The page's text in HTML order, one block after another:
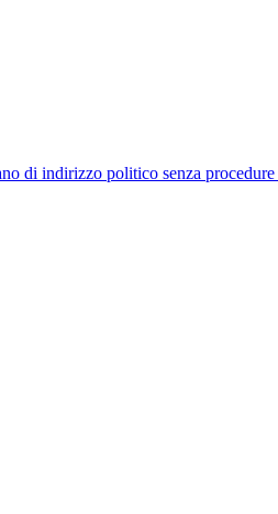
indirizzo politico senza